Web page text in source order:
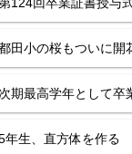
田小の桜もついに開
期最高学年として卒
年生、直方体を作る